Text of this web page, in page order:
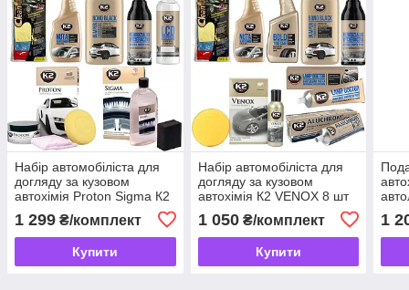
Набір автомобіліста для
догляду за кузовом
автохімія Proton Sigma К2
7 шт Подарунковий набір
1 299 ₴/комплект
Купити
Набір автомобіліста для
догляду за кузовом
автохімія К2 VENOX 8 шт
1 050₴/комплект
Купити
1